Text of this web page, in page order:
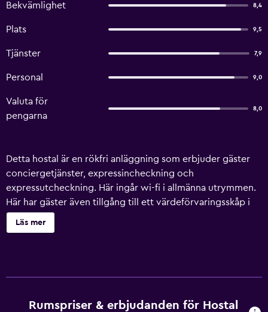
Bekvämlighet 8,4
Plats 9,5
Tjänster 7,9
Personal 9,0
Valuta för
pengarna
8,0
Detta hostal är en rökfri anläggning som erbjuder gäster
conciergetjänster, expressincheckning och
expressutcheckning. Här ingår wi-fi i allmänna utrymmen.
Här har gäster även tillgång till ett värdeförvaringsskåp i
receptionen, flerspråkig personal och en varuautomat.
Hostal Veracruz har 22 luftkonditionerade rum som har
Fritidsaktiviteterna nedan finns antingen tillgängliga på
Läs mer
Rumspriser & erbjudanden för Hostal